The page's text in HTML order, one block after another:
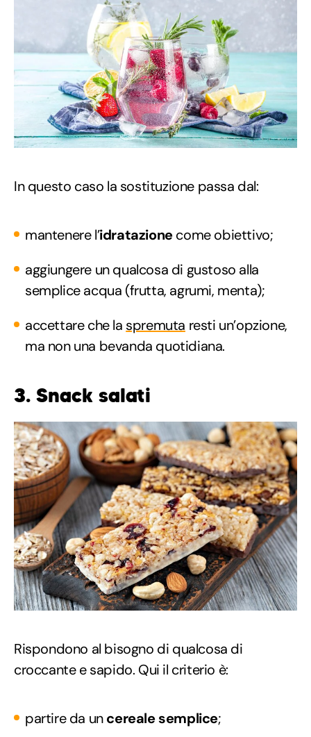
In questo caso la sostituzione passa dal:
mantenere l’idratazionecome obiettivo;
aggiungere un qualcosa di gustoso alla
semplice acqua (frutta, agrumi, menta);
accettare che la spremuta resti un’opzione,
ma non una bevanda quotidiana.
3. Snack salati
Rispondono al bisogno di qualcosa di
croccante e sapido. Qui il criterio è:
partire da uncereale semplice;